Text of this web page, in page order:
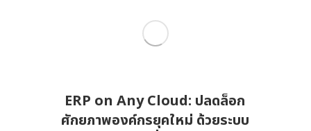
ERP on Any Cloud: ปลดล็อก
ศักยภาพองค์กรยุคใหม่ ด้วยระบบ